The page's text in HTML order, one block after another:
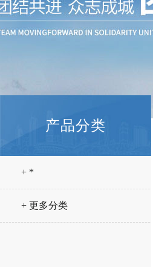
产品分类
+ *
+ 更多分类